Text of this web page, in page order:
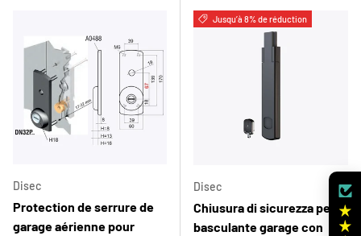
Disec
Protection de serrure de
garage aérienne pour
Jusqu’à 8% de réduction
Disec
Chiusura di sicurezza per
basculante garage con